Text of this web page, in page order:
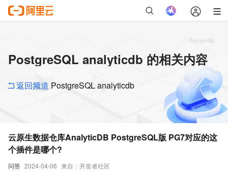
PostgreSQL analyticdb 的相关内容
返回频道 PostgreSQL analyticdb
问答 2024-04-06 来自：开发者社区
云原生数据仓库AnalyticDB PostgreSQL版 PG7对应的这
个插件是哪个?